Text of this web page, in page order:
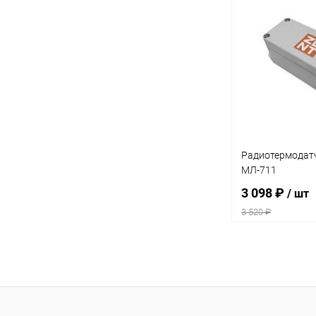
Купить в 1
В избранное
МЛ-711
3 098 ₽ / шт
3 520 ₽
Купить в 1